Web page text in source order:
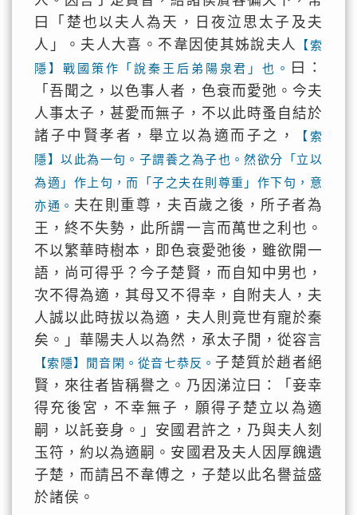
曰「楚也以夫人為天，日夜泣思太子及夫
人」。夫人大喜。不韋因使其姊說夫人
【索
隱】戰國策作「說秦王后弟陽泉君」也。
曰：
「吾聞之，以色事人者，色衰而愛弛。今夫
人事太子，甚愛而無子，不以此時蚤自結於
諸子中賢孝者，舉立以為適而子之，
【索
隱】以此為一句。子謂養之為子也。然欲分「立以
為適」作上句，而「子之夫在則尊重」作下句，意
亦通。 夫在則重尊，夫百歲之後，所子者為
王，終不失勢，此所謂一言而萬世之利也。
不以繁華時樹本，即色衰愛弛後，雖欲開一
語，尚可得乎？今子楚賢，而自知中男也，
次不得為適，其母又不得幸，自附夫人，夫
人誠以此時拔以為適，夫人則竟世有寵於秦
矣。」華陽夫人以為然，承太子閒，從容言
【索隱】閒音閑。從音七恭反。 子楚質於趙者絕
賢，來往者皆稱譽之。乃因涕泣曰：「妾幸
得充後宮，不幸無子，願得子楚立以為適
嗣，以託妾身。」安國君許之，乃與夫人刻
玉符，約以為適嗣。安國君及夫人因厚餽遺
子楚，而請呂不韋傅之，子楚以此名譽益盛
於諸侯。